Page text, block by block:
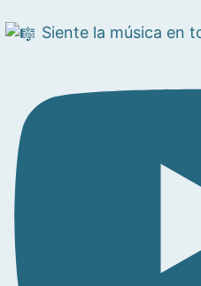
Siente la música en